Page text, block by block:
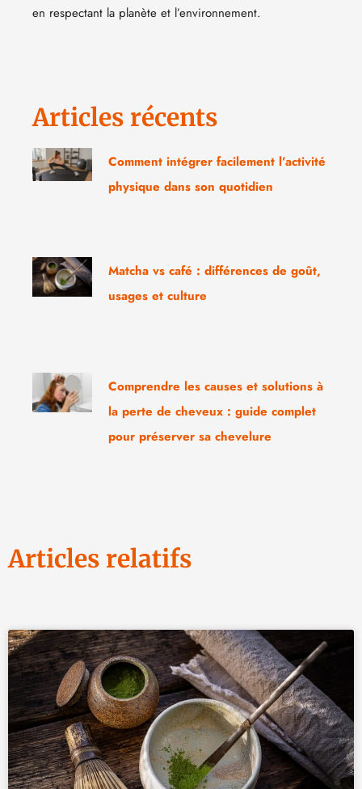
en respectant la planète et l’environnement.
Articles récents
Comment intégrer facilement l’activité
physique dans son quotidien
Matcha vs café : différences de goût,
usages et culture
Comprendre les causes et solutions à
la perte de cheveux : guide complet
pour préserver sa chevelure
Articles relatifs